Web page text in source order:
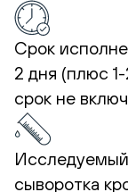
Срок
2 дня (плюс
срок не
сыворотка